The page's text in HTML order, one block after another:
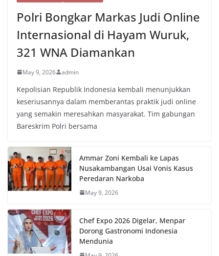
Polri Bongkar Markas Judi Online
Internasional di Hayam Wuruk,
321 WNA Diamankan
May 9, 2026 admin
Kepolisian Republik Indonesia kembali menunjukkan
keseriusannya dalam memberantas praktik judi online
yang semakin meresahkan masyarakat. Tim gabungan
Bareskrim Polri bersama
Ammar Zoni Kembali ke Lapas
Nusakambangan Usai Vonis Kasus
Peredaran Narkoba
May 9, 2026
Chef Expo 2026 Digelar, Menpar
Dorong Gastronomi Indonesia
Mendunia